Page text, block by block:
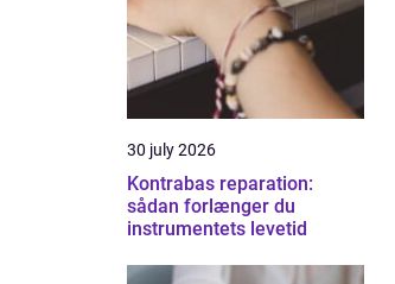
30 july 2026
Kontrabas reparation:
sådan forlænger du
instrumentets levetid